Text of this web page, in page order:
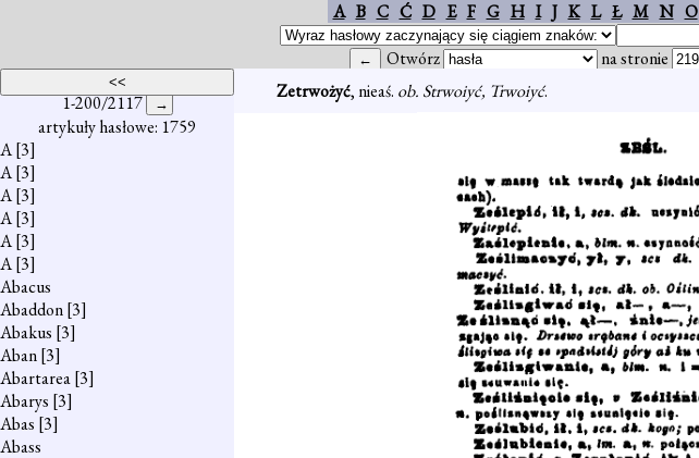
A B C Ć D E F G H I J K L Ł M N O
Otwórz na stronie
1-200/2117
artykuły hasłowe: 1759
A[3]
A[3]
A[3]
A[3]
A[3]
A[3]
Abacus
Abaddon[3]
Abakus [3]
Aban[3]
Abartarea[3]
Abarys [3]
Abas [3]
Abass
Zetrwożyć, nieaś. ob. Strwoiyć, Trwoiyć.